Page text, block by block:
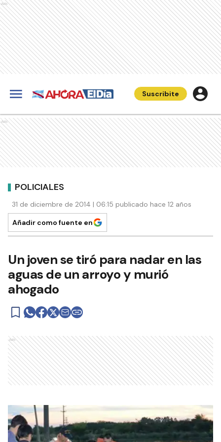
Ads
Suscribite
Ads
POLICIALES
31 de diciembre de 2014 | 06:15 publicado hace 12 años
Añadir como fuente en
Un joven se tiró para nadar en las
aguas de un arroyo y murió
ahogado
Ads